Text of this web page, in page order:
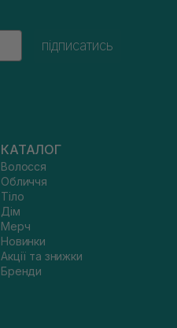
підписатись
КАТАЛОГ
Волосся
Обличчя
Тіло
Дім
Мерч
Новинки
Акції та знижки
Бренди